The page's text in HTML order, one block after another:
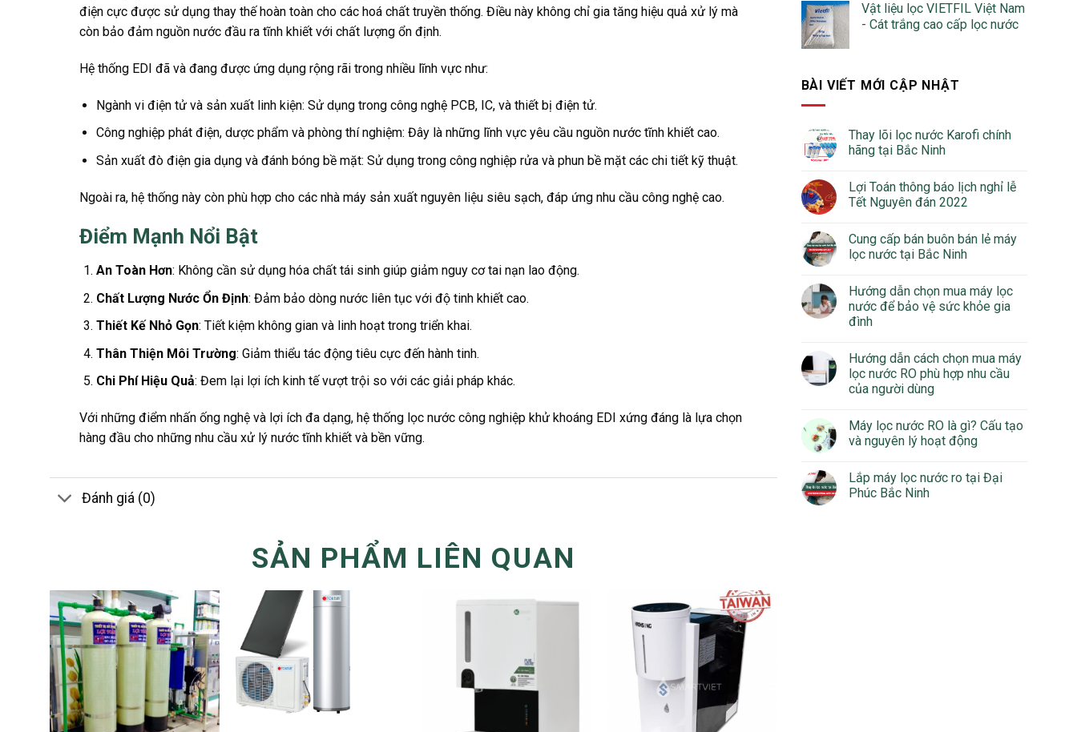
điện cực được sử dụng thay thế hoàn toàn cho các hoá chất truyền thống. Điều này không chỉ gia tăng hiệu quả xử lý mà
còn bảo đảm nguồn nước đầu ra tĩnh khiết với chất lượng ổn định.
Hệ thống EDI đã và đang được ứng dụng rộng rãi trong nhiều lĩnh vực như:
Ngành vi điện tử và sản xuất linh kiện: Sử dụng trong công nghệ PCB, IC, và thiết bị điện tử.
Công nghiệp phát điện, dược phẩm và phòng thí nghiệm: Đây là những lĩnh vực yêu cầu nguồn nước tĩnh khiết cao.
Sản xuất đò điện gia dụng và đánh bóng bề mặt: Sử dụng trong công nghiệp rửa và phun bề mặt các chi tiết kỹ thuật.
Ngoài ra, hệ thống này còn phù hợp cho các nhà máy sản xuất nguyên liệu siêu sạch, đáp ứng nhu cầu công nghệ cao.
Điểm Mạnh Nổi Bật
An Toàn Hơn: Không cần sử dụng hóa chất tái sinh giúp giảm nguy cơ tai nạn lao động.
Chất Lượng Nước Ổn Định: Đảm bảo dòng nước liên tục với độ tinh khiết cao.
Thiết Kế Nhỏ Gọn: Tiết kiệm không gian và linh hoạt trong triển khai.
Thân Thiện Môi Trường: Giảm thiểu tác động tiêu cực đến hành tinh.
Chi Phí Hiệu Quả: Đem lại lợi ích kinh tế vượt trội so với các giải pháp khác.
Với những điểm nhấn ống nghệ và lợi ích đa dạng, hệ thống lọc nước công nghiệp khử khoáng EDI xứng đáng là lựa chọn
hàng đầu cho những nhu cầu xử lý nước tĩnh khiết và bền vững.
Đánh giá (0)
SẢN PHẨM LIÊN QUAN
Vật liệu lọc VIETFIL Việt Nam
- Cát trắng cao cấp lọc nước
BÀI VIẾT MỚI CẬP NHẬT
Thay lõi lọc nước Karofi chính
hãng tại Bắc Ninh
Lợi Toán thông báo lịch nghỉ lễ
Tết Nguyên đán 2022
Cung cấp bán buôn bán lẻ máy
lọc nước tại Bắc Ninh
Hướng dẫn chọn mua máy lọc
nước để bảo vệ sức khỏe gia
đình
Hướng dẫn cách chọn mua máy
lọc nước RO phù hợp nhu cầu
của người dùng
Máy lọc nước RO là gì? Cấu tạo
và nguyên lý hoạt động
Lắp máy lọc nước ro tại Đại
Phúc Bắc Ninh